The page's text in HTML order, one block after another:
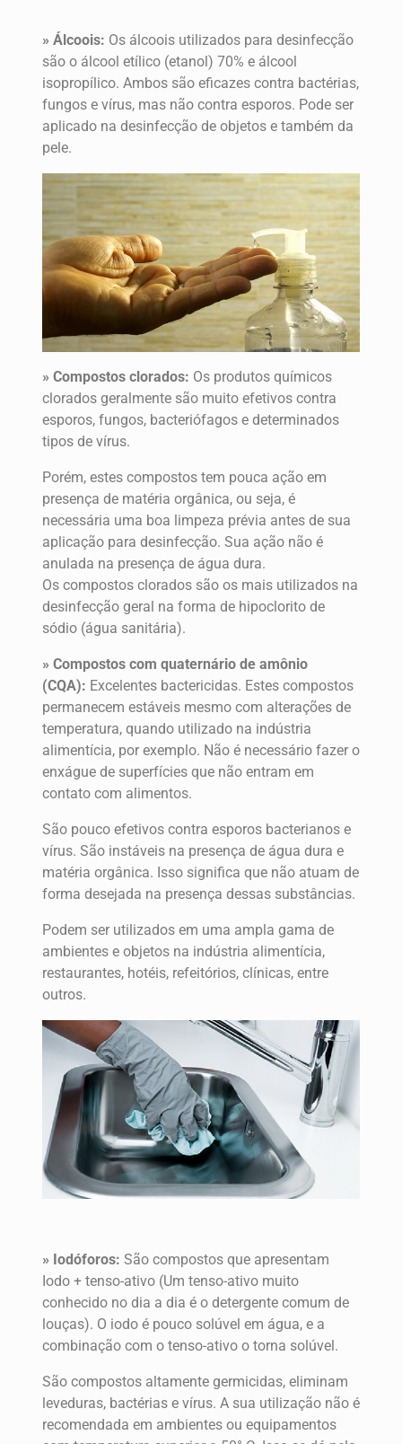
» Álcoois: Os álcoois utilizados para desinfecção
são o álcool etílico (etanol) 70% e álcool
isopropílico. Ambos são eficazes contra bactérias,
fungos e vírus, mas não contra esporos. Pode ser
aplicado na desinfecção de objetos e também da
pele.
» Compostos clorados: Os produtos químicos
clorados geralmente são muito efetivos contra
esporos, fungos, bacteriófagos e determinados
tipos de vírus.
Porém, estes compostos tem pouca ação em
presença de matéria orgânica, ou seja, é
necessária uma boa limpeza prévia antes de sua
aplicação para desinfecção. Sua ação não é
anulada na presença de água dura.
Os compostos clorados são os mais utilizados na
desinfecção geral na forma de hipoclorito de
sódio (água sanitária).
» Compostos com quaternário de amônio
(CQA): Excelentes bactericidas. Estes compostos
permanecem estáveis mesmo com alterações de
temperatura, quando utilizado na indústria
alimentícia, por exemplo. Não é necessário fazer o
enxágue de superfícies que não entram em
contato com alimentos.
São pouco efetivos contra esporos bacterianos e
vírus. São instáveis na presença de água dura e
matéria orgânica. Isso significa que não atuam de
forma desejada na presença dessas substâncias.
Podem ser utilizados em uma ampla gama de
ambientes e objetos na indústria alimentícia,
restaurantes, hotéis, refeitórios, clínicas, entre
outros.
» Iodóforos: São compostos que apresentam
Iodo + tenso-ativo (Um tenso-ativo muito
conhecido no dia a dia é o detergente comum de
louças). O iodo é pouco solúvel em água, e a
combinação com o tenso-ativo o torna solúvel.
São compostos altamente germicidas, eliminam
leveduras, bactérias e vírus. A sua utilização não é
recomendada em ambientes ou equipamentos